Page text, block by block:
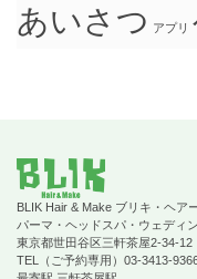
あいさつ アプリ
BLIK Hair & Make ブリキ・ヘア
パーマ・ヘッドスパ・ウェディ
東京都世田谷区三軒茶屋2-34-12
TEL（ご予約専用）03-3413-